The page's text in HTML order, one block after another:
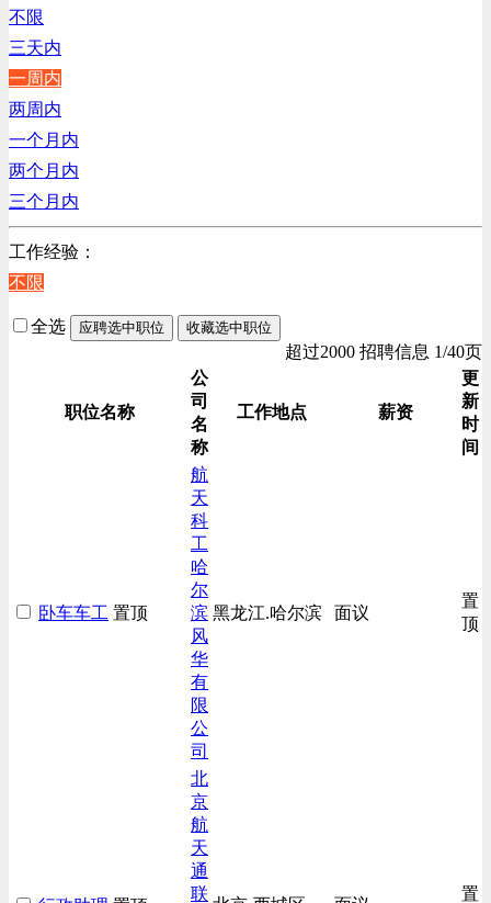
不限
三天内
一周内
两周内
一个月内
两个月内
三个月内
工作经验：
不限
全选 应聘选中职位 收藏选中职位
超过2000 招聘信息 1/40页
职位名称
公
司
名
称
工作地点 薪资
更
新
时
间
卧车车工 置顶
航
天
科
工
哈
尔
滨
风
华
有
限
公
司
黑龙江.哈尔滨 面议
置
顶
北
京
航
天
通
联
置